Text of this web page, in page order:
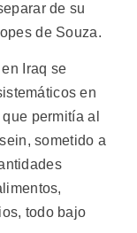
de su
de Souza.
Iraq se
en
permitía al
sometido a
todo bajo